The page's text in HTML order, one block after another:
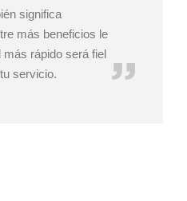
significa
más beneficios le
más rápido será fiel
servicio.